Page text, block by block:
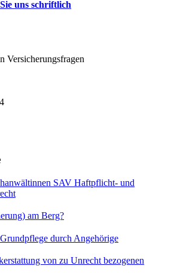
uns schriftlich
Versicherungsfragen
SAV Haftpflicht- und
am Berg?
durch Angehörige
von zu Unrecht bezogenen